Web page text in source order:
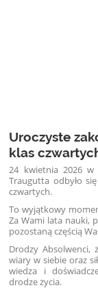
Uroczyste
klas
24 kwietnia 2026 w
Traugutta odbyło
czwartych.
To wyjątkowy
Za Wami lata nauki,
pozostaną częścią
Drodzy Absolwenci,
wiary w siebie oraz
wiedza i
drodze życia.